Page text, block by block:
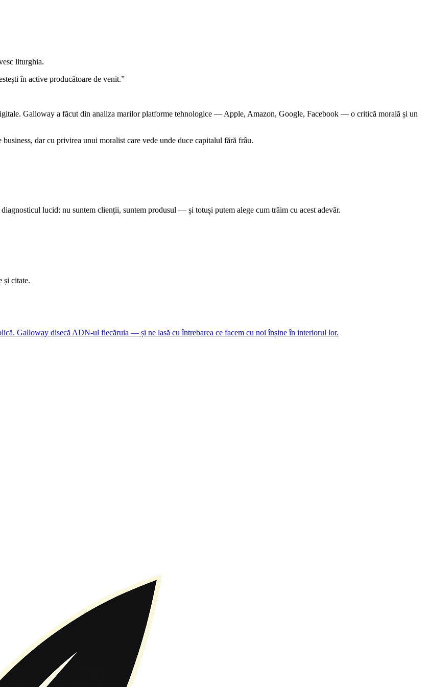
liturghia.
în active producătoare de venit.”
Galloway a făcut din analiza marilor platforme tehnologice — Apple, Amazon, Google, Facebook — o critică morală și un
dar cu privirea unui moralist care vede unde duce capitalul fără frâu.
lucid: nu suntem clienții, suntem produsul — și totuși putem alege cum trăim cu acest adevăr.
și citate.
Galloway disecă ADN-ul fiecăruia — și ne lasă cu întrebarea ce facem cu noi înșine în interiorul lor.